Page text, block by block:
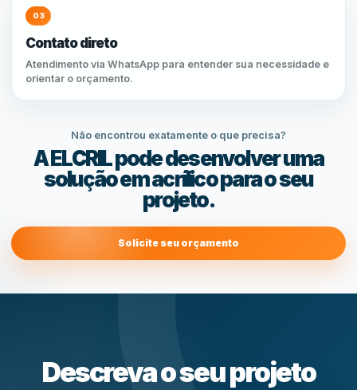
03
Contato direto
Atendimento via WhatsApp para entender sua necessidade e
orientar o orçamento.
Não encontrou exatamente o que precisa?
A ELCRIL pode desenvolver uma
solução em acrílico para o seu
projeto.
Solicite seu orçamento
Descreva o seu projeto